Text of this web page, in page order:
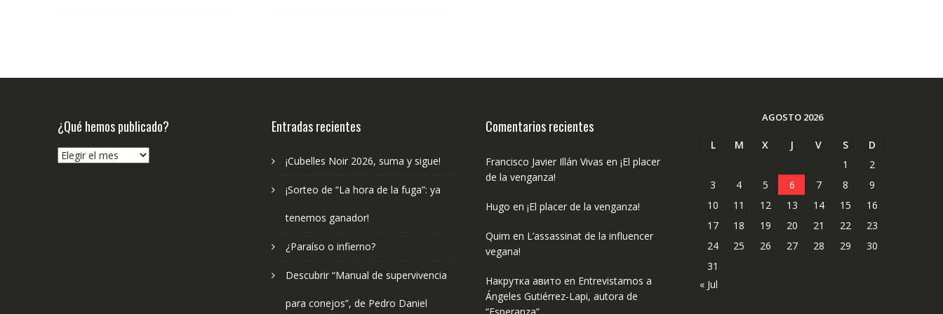
¿Qué hemos publicado?
¿Qué
Entradas recientes
¡Cubelles Noir 2026, suma y sigue!
¡Sorteo de “La hora de la fuga”: ya
tenemos ganador!
¿Paraíso o infierno?
Descubrir “Manual de supervivencia
para conejos”, de Pedro Daniel
Comentarios recientes
Francisco Javier Illán Vivas en ¡El placer
de la venganza!
Hugo en ¡El placer de la venganza!
Quim en L’assassinat de la influencer
vegana!
Накрутка авито en Entrevistamos a
Ángeles Gutiérrez-Lapi, autora de
AGOSTO 2026
L M X J V S
D
1
2
3
4 5 6 7 8
9
10
11 12 13 14 15
16
17
18 19 20 21 22
23
24
25 26 27 28 29
30
31
« Jul